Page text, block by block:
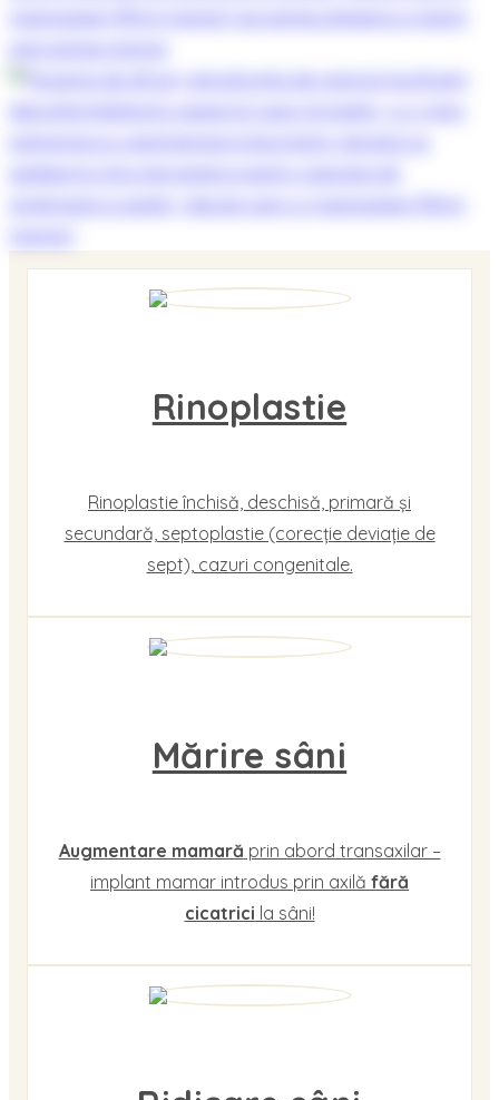
Rinoplastie
Rinoplastie închisă, deschisă, primară și
secundară, septoplastie (corecție deviație de
sept), cazuri congenitale.
Mărire sâni
Augmentare mamară prin abord transaxilar –
implant mamar introdus prin axilă fără
cicatrici la sâni!